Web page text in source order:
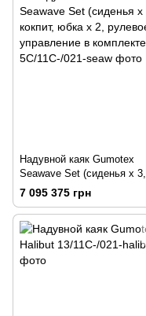
Надувной каяк Gumotex
Seawave Set (сиденья х 3,
кокпит, юбка х 2, рулевое
управление в комплекте)
7 095 375 грн